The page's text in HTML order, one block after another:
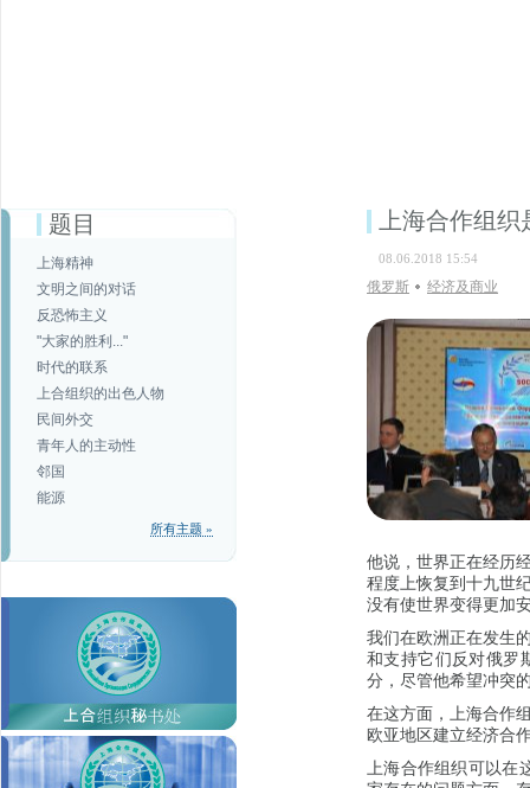
题目
上海精神
文明之间的对话
反恐怖主义
"大家的胜利..."
时代的联系
上合组织的出色人物
民间外交
青年人的主动性
邻国
能源
所有主题 »
上海合作组
08.06.2018 15:54
俄罗斯 经济及商业
他说，世界正在经历
程度上恢复到十九世
没有使世界变得更加
我们在欧洲正在发生
和支持它们反对俄罗
分，尽管他希望冲突
在这方面，上海合作
欧亚地区建立经济合
上海合作组织可以在